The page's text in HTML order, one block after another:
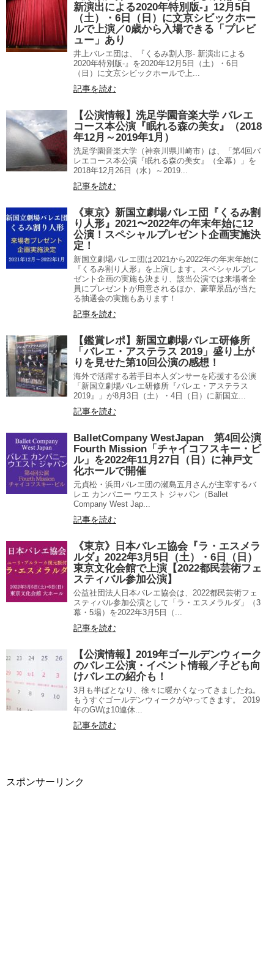
新演出による2020年特別版-』12月5日
（土）・6日（日）に文京シビックホー
ルで上演／0歳から入場できる「プレビ
ュー」あり
井上バレエ団は、『くるみ割人形- 新演出による
2020年特別版-』を2020年12月5日（土）・6日
（日）に文京シビックホールで上...
記事を読む
【公演情報】洗足学園音楽大学 バレエ
コース本公演『眠れる森の美女』（2018
年12月～2019年1月）
洗足学園音楽大学（神奈川県川崎市）は、「第4回バ
レエコース本公演『眠れる森の美女』（全幕）」を
2018年12月26日（水）～2019...
記事を読む
《東京》新国立劇場バレエ団『くるみ割
り人形』2021〜2022年の年末年始に12
公演！スペシャルプレゼント企画実施決
定！
新国立劇場バレエ団は2021から2022年の年末年始に
『くるみ割り人形』を上演します。スペシャルプレ
ゼント企画の実施も決まり、該当公演では来場者全
員にプレゼントが用意されるほか、豪華景品が当た
る抽選会の実施もあります！
記事を読む
【鑑賞レポ】新国立劇場バレエ研修所
「バレエ・アステラス 2019」盛り上が
りを見せた第10回公演の感想！
海外で活躍する若手日本人ダンサーを応援する公演
「新国立劇場バレエ研修所『バレエ・アステラス
2019』」が8月3日（土）・4日（日）に新国立...
記事を読む
BalletCompany WestJapan 第4回公演
Fourth Mission「チャイコフスキー・ビ
ル」を2022年11月27日（日）に神戸文
化ホールで開催
元貞松・浜田バレエ団の瀬島五月さんが主宰するバ
レエ カンパニー ウエスト ジャパン（Ballet
Company West Jap...
記事を読む
《東京》日本バレエ協会『ラ・エスメラ
ルダ』2022年3月5日（土）・6日（日）
東京文化会館で上演【2022都民芸術フェ
スティバル参加公演】
公益社団法人日本バレエ協会は、2022都民芸術フェ
スティバル参加公演として「ラ・エスメラルダ」（3
幕・5場）を2022年3月5日（...
記事を読む
【公演情報】2019年ゴールデンウィーク
のバレエ公演・イベント情報／子ども向
けバレエの紹介も！
3月も半ばとなり、徐々に暖かくなってきましたね。
もうすぐゴールデンウィークがやってきます。 2019
年のGWは10連休...
記事を読む
スポンサーリンク